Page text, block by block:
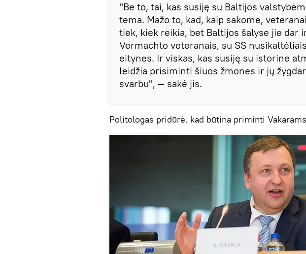
"Be to, tai, kas susiję su Baltijos
tema. Mažo to, kad, kaip sakome,
tiek, kiek reikia, bet Baltijos šalyse jie dar
Vermachto veteranais, su SS
eitynes. Ir viskas, kas susiję su istorine
leidžia prisiminti šiuos žmones ir jų
svarbu", — sakė jis.
Politologas pridūrė, kad būtina priminti